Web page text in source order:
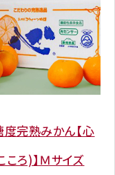
度完熟みかん【心
ころ)】Ｍサイズ